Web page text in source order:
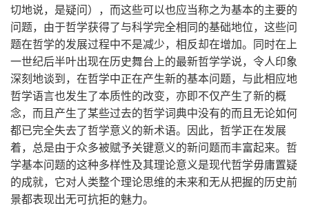
切地说，是疑问），而这些可以也应当称之为基本的主要的
问题，由于哲学获得了与科学完全相同的基础地位，这些问
题在哲学的发展过程中不是减少，相反却在增加。同时在上
一世纪后半叶出现在历史舞台上的最新哲学学说，令人印象
深刻地谈到，在哲学中正在产生新的基本问题，与此相应地
哲学语言也发生了本质性的改变，亦即不仅产生了新的概
念，而且产生了某些过去的哲学词典中没有的而且无论如何
都已完全失去了哲学意义的新术语。因此，哲学正在发展
着，总是由于众多被赋予关键意义的新问题而丰富起来。哲
学基本问题的这种多样性及其理论意义是现代哲学毋庸置疑
的成就，它对人类整个理论思维的未来和无从把握的历史前
景都表现出无可抗拒的魅力。